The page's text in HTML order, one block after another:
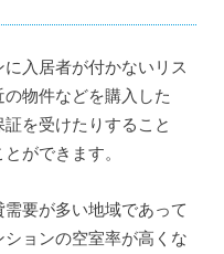
入居者が付かないリス
物件などを購入した
を受けたりすること
ができます。
要が多い地域であって
ョンの空室率が高くな